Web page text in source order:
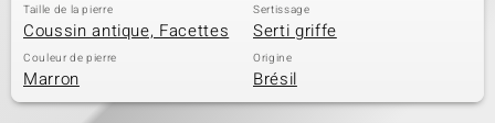
Taille de la pierre
Coussin antique, Facettes
Sertissage
Serti griffe
Couleur de pierre
Marron
Origine
Brésil